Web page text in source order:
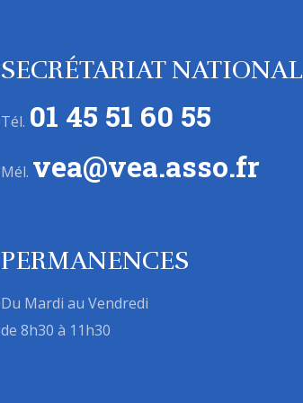
SECRÉTARIAT NATIONAL
Tél. 01 45 51 60 55
Mél. vea@vea.asso.fr
PERMANENCES
Du Mardi au Vendredi
de 8h30 à 11h30